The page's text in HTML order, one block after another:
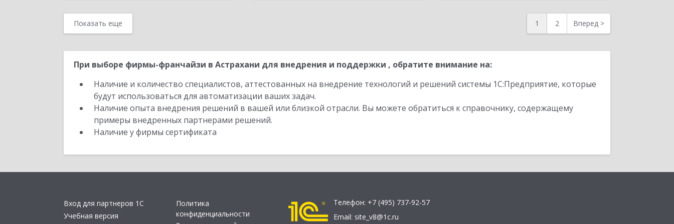
Показать еще 1 2 Вперед >
При выборе фирмы-франчайзи в Астрахани для внедрения и поддержки , обратите внимание на:
Наличие и количество специалистов, аттестованных на внедрение технологий и решений системы 1С:Предприятие, которые
будут использоваться для автоматизации ваших задач.
Наличие опыта внедрения решений в вашей или близкой отрасли. Вы можете обратиться к справочнику, содержащему
примеры внедренных партнерами решений.
Наличие у фирмы сертификата
Вход для партнеров 1С
Учебная версия
Политика
конфиденциальности
Телефон: +7 (495) 737-92-57
Email: site_v8@1c.ru